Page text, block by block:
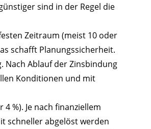
sind in der Regel die
Zeitraum (meist 10 oder
schafft Planungssicherheit.
Nach Ablauf der Zinsbindung
Konditionen und mit
%). Je nach finanziellem
schneller abgelöst werden